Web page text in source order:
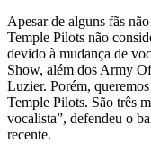
Apesar de alguns fãs
Temple Pilots não
devido à mudança de
Show, além dos Army
Luzier. Porém,
Temple Pilots. São três
vocalista”, defendeu o
recente.